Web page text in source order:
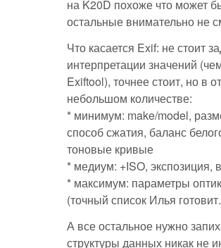
на K20D похоже что может
остальные внимательно не
Что касается Exif: не стоит
интерпретации значений
Exiftool), точнее стоит, но в
небольшом количестве:
* минимум: make/model,
способ сжатия, баланс
тоновые кривые
* медиум: +ISO, экспозиция,
* максимум: параметры
(точный список Илья
А все остальное нужно
структуры данных никак не